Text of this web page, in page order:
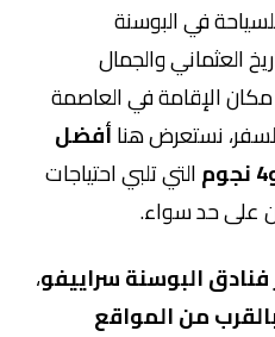
في البوسنة
العثماني والجمال
مكان الإقامة في العاصمة
نستعرض هناأفضل
التي تلبي احتياجات
على حد سواء.
البوسنة سراييفو،
من المواقع